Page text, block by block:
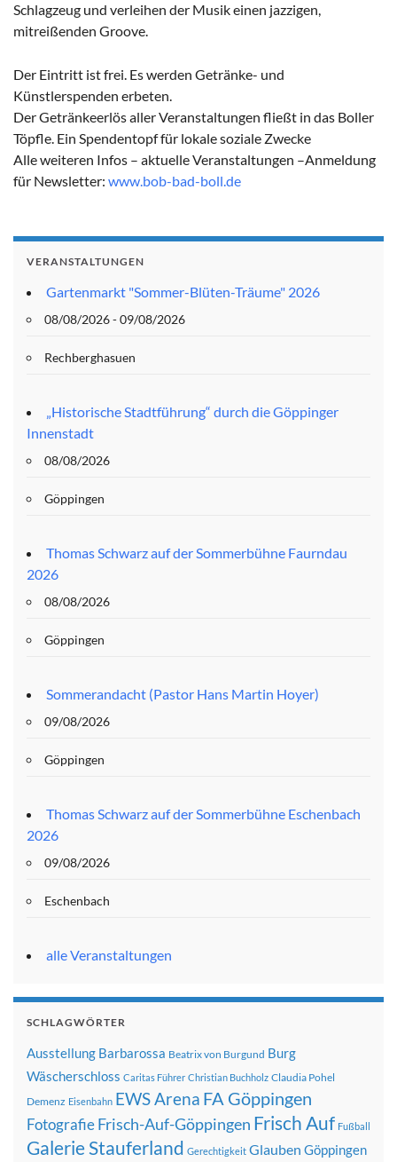
Schlagzeug und verleihen der Musik einen jazzigen,
mitreißenden Groove.
Der Eintritt ist frei. Es werden Getränke- und
Künstlerspenden erbeten.
Der Getränkeerlös aller Veranstaltungen fließt in das Boller
Töpfle. Ein Spendentopf für lokale soziale Zwecke
Alle weiteren Infos – aktuelle Veranstaltungen –Anmeldung
für Newsletter: www.bob-bad-boll.de
VERANSTALTUNGEN
Gartenmarkt "Sommer-Blüten-Träume" 2026
08/08/2026 - 09/08/2026
Rechberghasuen
„Historische Stadtführung“ durch die Göppinger
Innenstadt
08/08/2026
Göppingen
Thomas Schwarz auf der Sommerbühne Faurndau
2026
08/08/2026
Göppingen
Sommerandacht (Pastor Hans Martin Hoyer)
09/08/2026
Göppingen
Thomas Schwarz auf der Sommerbühne Eschenbach
2026
09/08/2026
Eschenbach
alle Veranstaltungen
SCHLAGWÖRTER
Ausstellung Barbarossa Beatrix von Burgund Burg
Wäscherschloss Caritas Führer Christian Buchholz Claudia Pohel
Demenz Eisenbahn EWS Arena FA Göppingen
FotografieFrisch-Auf-Göppingen Frisch Auf Fußball
Galerie Stauferland Gerechtigkeit Glauben Göppingen